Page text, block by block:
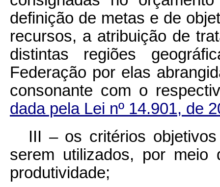
definição de metas e de
recursos, a atribuição de
distintas regiões
Federação por elas
consonante com o
dada pela Lei nº 14.901, de
III – os critérios
serem utilizados, por
produtividade;